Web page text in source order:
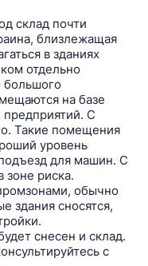
склад почти
близлежащая
в зданиях
отдельно
большого
на базе
C
Такие помещения
уровень
для машин. C
зоне риска.
обычно
здания сносятся,
снесен и склад.
c